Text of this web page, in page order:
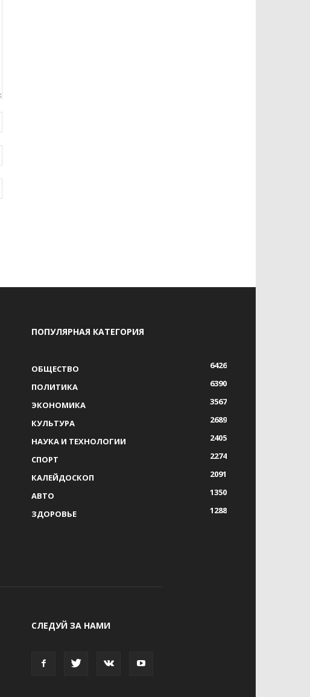
ПОПУЛЯРНАЯ КАТЕГОРИЯ
ОБЩЕСТВО
6426
ПОЛИТИКА
6390
ЭКОНОМИКА
3567
КУЛЬТУРА
2689
НАУКА И ТЕХНОЛОГИИ
2405
СПОРТ
2274
КАЛЕЙДОСКОП
2091
АВТО
1350
ЗДОРОВЬЕ
1288
СЛЕДУЙ ЗА НАМИ